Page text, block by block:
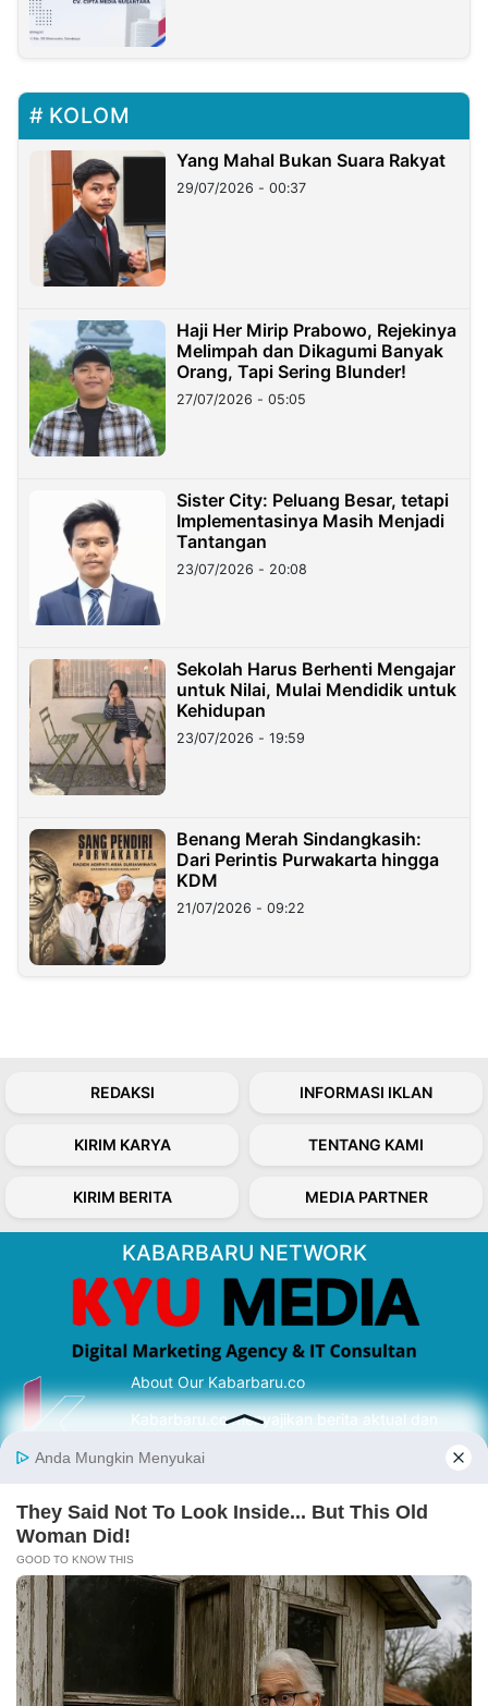
KOLOM
Yang Mahal Bukan Suara Rakyat
29/07/2026 - 00:37
Haji Her Mirip Prabowo, Rejekinya
Melimpah dan Dikagumi Banyak
Orang, Tapi Sering Blunder!
27/07/2026 - 05:05
Sister City: Peluang Besar, tetapi
Implementasinya Masih Menjadi
Tantangan
23/07/2026 - 20:08
Sekolah Harus Berhenti Mengajar
untuk Nilai, Mulai Mendidik untuk
Kehidupan
23/07/2026 - 19:59
Benang Merah Sindangkasih:
Dari Perintis Purwakarta hingga
KDM
21/07/2026 - 09:22
REDAKSI INFORMASI IKLAN
KIRIM KARYA TENTANG KAMI
KIRIM BERITA MEDIA PARTNER
KABARBARU NETWORK
About Our Kabarbaru.co
Kabarbaru.co menyajikan berita aktual dan
serta terverifikasi dari sumber yang tepat.
Follow Kabarbaru
Kabarbaru.co